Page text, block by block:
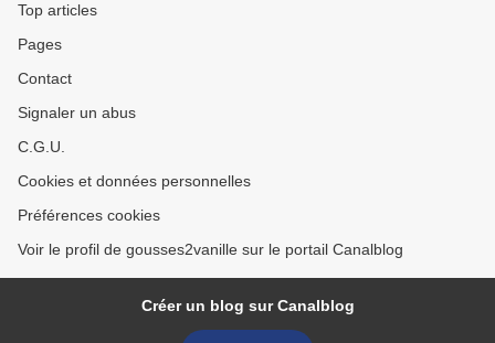
Top articles
Pages
Contact
Signaler un abus
C.G.U.
Cookies et données personnelles
Préférences cookies
Voir le profil de gousses2vanille sur le portail Canalblog
Créer un blog sur Canalblog